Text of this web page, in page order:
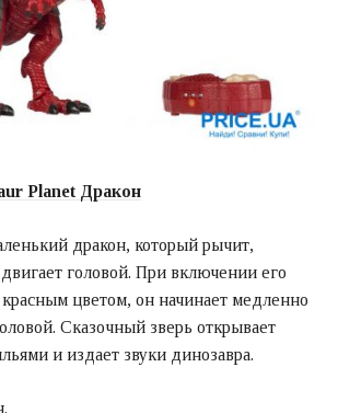
Planet Дракон
дракон, который рычит,
головой. При включении его
красным цветом, он начинает медленно
Сказочный зверь открывает
и издает звуки динозавра.